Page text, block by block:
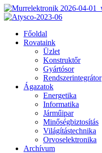
Főoldal
Rovataink
Üzlet
Konstruktőr
Gyártósor
Rendszerintegrátor
Ágazatok
Energetika
Informatika
Járműipar
Minőségbiztosítás
Világítástechnika
Orvoselektronika
Archívum